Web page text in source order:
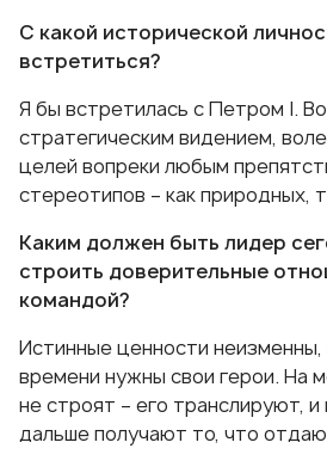
С какой исторической
встретиться?
Я бы встретилась с Петром I.
стратегическим видением,
целей вопреки любым
стереотипов – как природных,
Каким должен быть лидер
строить доверительные
командой?
Истинные ценности
времени нужны свои герои. На
не строят – его транслируют,
дальше получают то, что